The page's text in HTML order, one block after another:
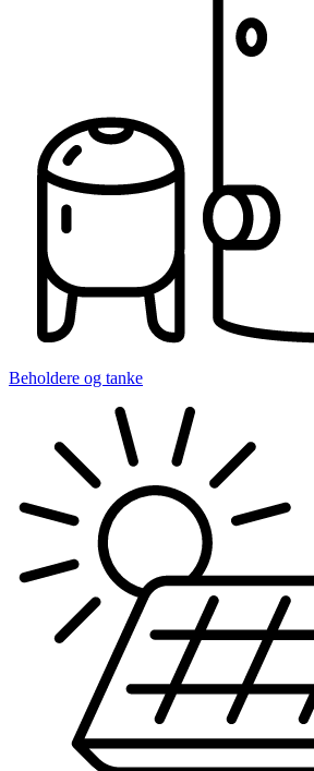
Beholdere og tanke